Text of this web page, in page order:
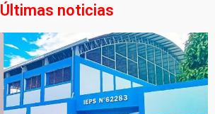
Últimas noticias